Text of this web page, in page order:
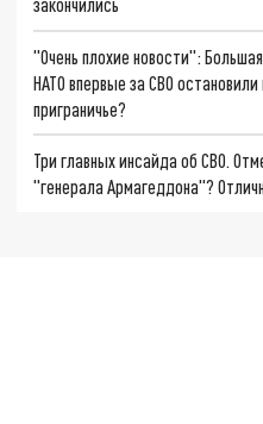
"Очень плохие новости":
НАТО впервые за СВО
приграничье?
Три главных инсайда об СВО.
"генерала Армагеддона"?